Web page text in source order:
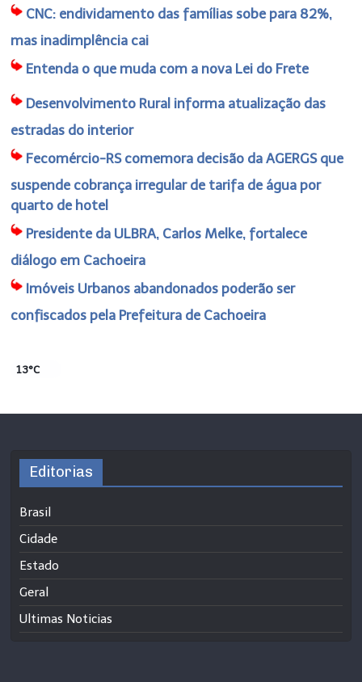
CNC: endividamento das famílias sobe para 82%,
mas inadimplência cai
Entenda o que muda com a nova Lei do Frete
Desenvolvimento Rural informa atualização das
estradas do interior
Fecomércio-RS comemora decisão da AGERGS que
suspende cobrança irregular de tarifa de água por
quarto de hotel
Presidente da ULBRA, Carlos Melke, fortalece
diálogo em Cachoeira
Imóveis Urbanos abandonados poderão ser
confiscados pela Prefeitura de Cachoeira
13°C
Editorias
Brasil
Cidade
Estado
Geral
Ultimas Noticias